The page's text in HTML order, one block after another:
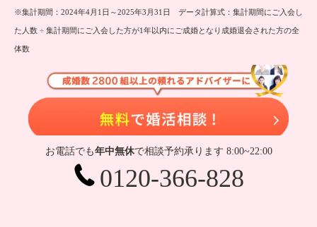
※集計期間：2024年4月1日～2025年3月31日 データ計算式：集計期間にご入会し
た人数 ÷ 集計期間にご入会した方が1年以内にご成婚となり成婚退会された方の全
体数
お電話でも年中無休で相談予約承ります 8:00~22:00
0120-366-828